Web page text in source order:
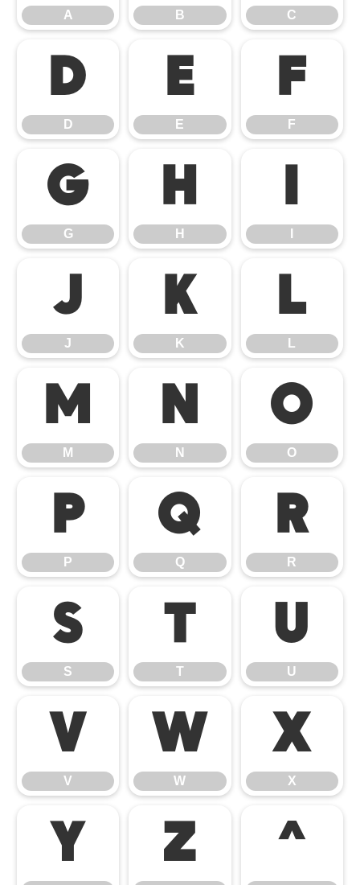
A B C
D
D
E
E
F
F
G
G
H
H
I
J
J
K
K
L
L
M
M
N
N
O
O
P
P
Q
Q
R
R
S
S
T
T
U
U
V
V
W
W
X
X
Y Z ^